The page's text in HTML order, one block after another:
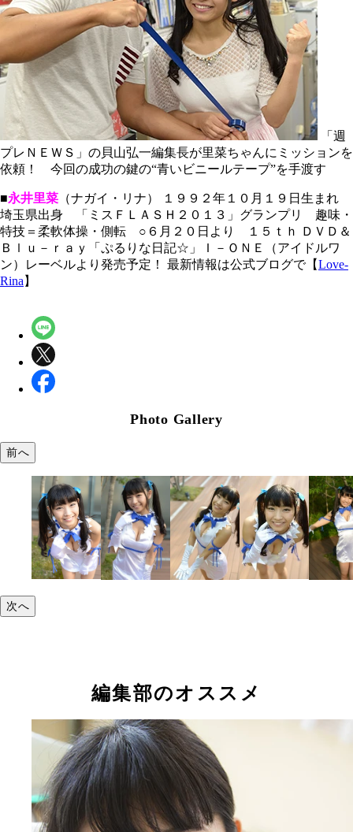
「週
プレＮＥＷＳ」の貝山弘一編集長が里菜ちゃんにミッションを
依頼！ 今回の成功の鍵の“青いビニールテープ”を手渡す
■永井里菜 （ナガイ・リナ） １９９２年１０月１９日生まれ
埼玉県出身 「ミスＦＬＡＳＨ２０１３」グランプリ 趣味・
特技＝柔軟体操・側転 ○６月２０日より １５ｔｈ ＤＶＤ＆
Ｂｌｕ－ｒａｙ「ぷるりな日記☆」Ｉ－ＯＮＥ（アイドルワ
ン）レーベルより発売予定！ 最新情報は公式ブログで【Love-
Rina 】
Photo Gallery
前へ
次へ
編集部のオススメ